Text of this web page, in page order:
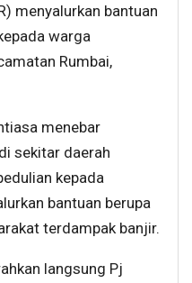
menyalurkan bantuan
warga
Rumbai,
menebar
sekitar daerah
kepada
bantuan berupa
terdampak banjir.
langsung Pj